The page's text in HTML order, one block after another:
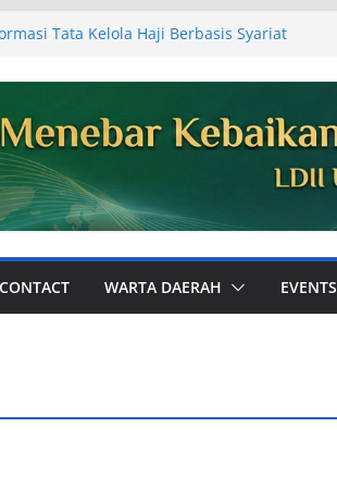
Tata Kelola Haji Berbasis Syariat
PC LDII Tualang
81, Warga PC LDII Dayun Gelar Kerja
Masjid
Kabupaten Siak Audiensi ke
Laporan Kegiatan Semester I
Perkuat Pembinaan Karakter Generasi
Bola
CONTACT WARTA DAERAH EVENTS